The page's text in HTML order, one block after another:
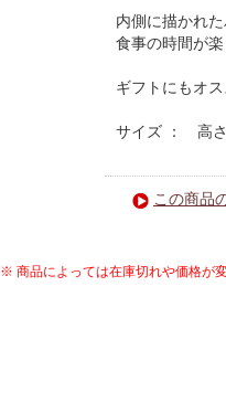
内側に描かれ
食事の時間が
ギフトにもオ
サイズ ： 高
この商品
※ 商品によっては在庫切れや価格が